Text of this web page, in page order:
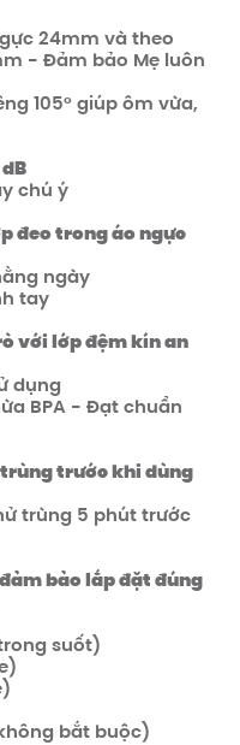
24mm và theo
- Đảm bảo Mẹ luôn
105° giúp ôm vừa,
chú ý
đeo trong áo ngực
ngày
tay
với lớp đệm kín an
dụng
BPA - Đạt chuẩn
trước khi dùng
trùng 5 phút trước
bảo lắp đặt đúng
suốt)
bắt buộc)